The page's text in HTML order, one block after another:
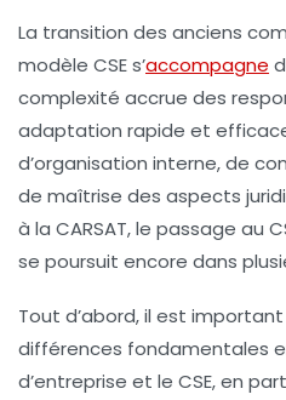
La transition des anciens
modèle CSE s’accompagne
complexité accrue des
adaptation rapide et
d’organisation interne, de
de maîtrise des aspects
à la CARSAT, le passage au
se poursuit encore dans
Tout d’abord, il est
différences fondamentales
d’entreprise et le CSE, en